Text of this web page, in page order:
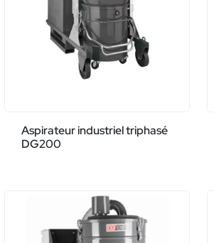
Aspirateur industriel triphasé
DG200